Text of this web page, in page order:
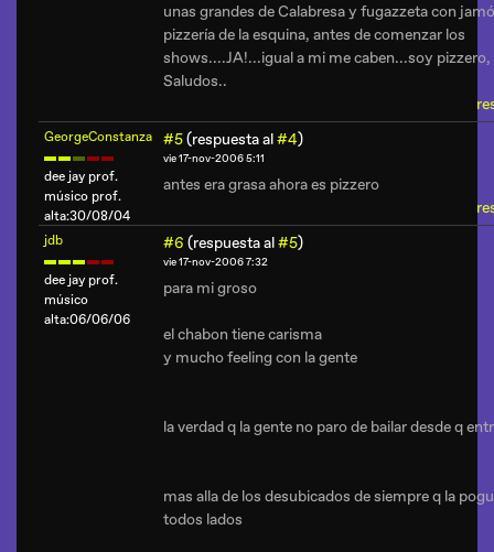
unas grandes de Calabresa y fugazzeta con
pizzería de la esquina, antes de comenzar los
shows....JA!...igual a mi me caben...soy pizzero,
Saludos..
GeorgeConstanza
dee jay prof.
músico prof.
alta:30/08/04
#5(respuesta al#4)
vie 17-nov-2006 5:11
antes era grasa ahora es pizzero
jdb
dee jay prof.
músico
alta:06/06/06
#6 (respuesta al#5)
vie 17-nov-2006 7:32
para mi groso
el chabon tiene carisma
y mucho feeling con la gente
la verdad q la gente no paro de bailar desde q
mas alla de los desubicados de siempre q la
todos lados